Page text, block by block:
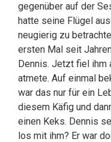
gegenüber auf der
hatte seine Flügel
neugierig zu
ersten Mal seit
Dennis. Jetzt fiel ihm
atmete. Auf einmal
war das nur für ein
diesem Käfig und
einen Keks. Dennis
los mit ihm? Er war